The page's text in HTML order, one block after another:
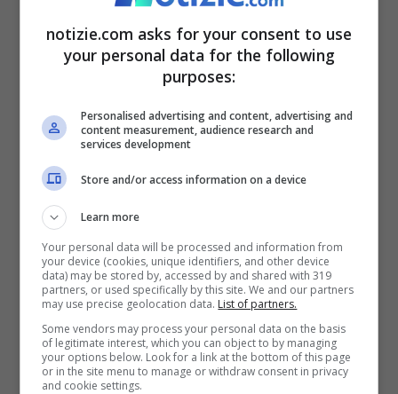
Ritiro Emis Killa cosa accade al FantaSanremo (Foto da
Facebook – Festival di Sanremo) – Notizie.com
Da qui, la scelta di non prendere più parte
alla Kermesse. Ma un dubbio ha assalito i
giocatori: chi ha già fatto la squadra del
FantaSanremo come dovrà muoversi?
c’è nulla da temere, chi lo aveva inserito in
squadra avrà tempo fino al 10 febbraio
dunque, potrà procedere con la
notizie.com asks for your consent to use
your personal data for the following
purposes:
Personalised advertising and content, advertising and
content measurement, audience research and
services development
Store and/or access information on a device
Learn more
Your personal data will be processed and information from
your device (cookies, unique identifiers, and other device
data) may be stored by, accessed by and shared with 319
partners, or used specifically by this site. We and our partners
may use precise geolocation data. List of partners.
Some vendors may process your personal data on the basis
of legitimate interest, which you can object to by managing
your options below. Look for a link at the bottom of this page
or in the site menu to manage or withdraw consent in privacy
and cookie settings.